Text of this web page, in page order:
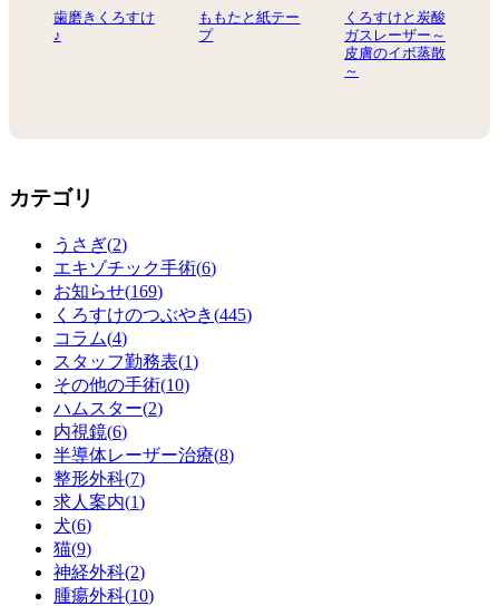
歯磨きくろすけ
♪
ももたと紙テー
プ
くろすけと炭酸
ガスレーザー～
皮膚のイボ蒸散
～
カテゴリ
うさぎ(2)
エキゾチック手術(6)
お知らせ(169)
くろすけのつぶやき(445)
コラム(4)
スタッフ勤務表(1)
その他の手術(10)
ハムスター(2)
内視鏡(6)
半導体レーザー治療(8)
整形外科(7)
求人案内(1)
犬(6)
猫(9)
神経外科(2)
腫瘍外科(10)